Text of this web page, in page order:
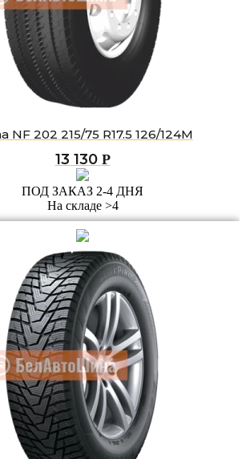
NF 202 215/75 R17.5 126/124M
13 130 Р
ПОД ЗАКАЗ 2-4 ДНЯ
На складе >4